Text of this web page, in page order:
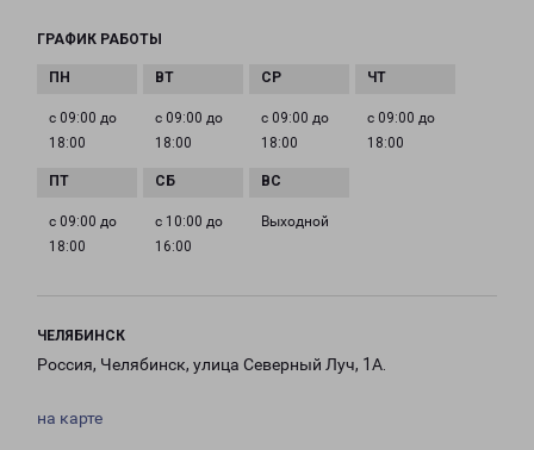
ГРАФИК РАБОТЫ
с 09:00 до
18:00
с 09:00 до
18:00
с 09:00 до
18:00
с 09:00 до
18:00
с 09:00 до
18:00
с 10:00 до
16:00
Выходной
ЧЕЛЯБИНСК
Россия, Челябинск, улица Северный Луч, 1А.
на карте